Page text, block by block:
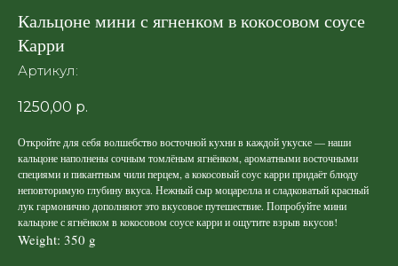
Кальцоне мини с ягненком в кокосовом соусе
Карри
Артикул:
1250,00 р.
Откройте для себя волшебство восточной кухни в каждой укуске — наши
кальцоне наполнены сочным томлёным ягнёнком, ароматными восточными
специями и пикантным чили перцем, а кокосовый соус карри придаёт блюду
неповторимую глубину вкуса. Нежный сыр моцарелла и сладковатый красный
лук гармонично дополняют это вкусовое путешествие. Попробуйте мини
кальцоне с ягнёнком в кокосовом соусе карри и ощутите взрыв вкусов!
Weight: 350 g